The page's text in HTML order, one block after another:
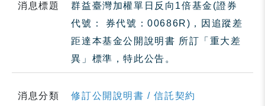
消息標題
群益臺灣加權單日反向1倍基金(證券
代號： 券代號：00686R)，因追蹤差
距達本基金公開說明書 所訂「重大差
異」標準，特此公告。
消息分類 修訂公開說明書 / 信託契約